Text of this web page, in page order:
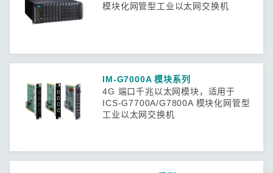
模块化网管型工业以太网交换机
IM-G7000A 模块系列
4G 端口千兆以太网模块，适用于
ICS-G7700A/G7800A 模块化网管型
工业以太网交换机